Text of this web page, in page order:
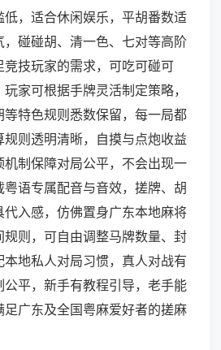
，适合休闲娱乐，平胡番数适
，碰碰胡、清一色、七对等高阶
竞技玩家的需求，可吃可碰可
家可根据手牌灵活制定策略，
等特色规则悉数保留，每一局都
则透明清晰，自摸与点炮收益
机制保障对局公平，不会出现一
语专属配音与音效，搓牌、胡
代入感，仿佛置身广东本地麻将
则，可自由调整马牌数量、封
地私人对局习惯，真人对战有
平，新手有教程引导，老手能
足广东及全国粤麻爱好者的搓麻